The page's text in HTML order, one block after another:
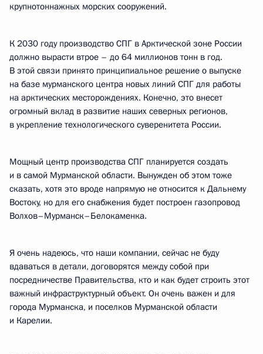
крупнотоннажных морских сооружений.
К 2030 году производство СПГ в Арктической зоне России
должно вырасти втрое – до 64 миллионов тонн в год.
В этой связи принято принципиальное решение о выпуске
на базе мурманского центра новых линий СПГ для работы
на арктических месторождениях. Конечно, это внесет
огромный вклад в развитие наших северных регионов,
в укрепление технологического суверенитета России.
Мощный центр производства СПГ планируется создать
и в самой Мурманской области. Вынужден об этом тоже
сказать, хотя это вроде напрямую не относится к Дальнему
Востоку, но для его снабжения будет построен газопровод
Волхов–Мурманск–Белокаменка.
Я очень надеюсь, что наши компании, сейчас не буду
вдаваться в детали, договорятся между собой при
посредничестве Правительства, кто и как будет строить этот
важный инфраструктурный объект. Он очень важен и для
города Мурманска, и поселков Мурманской области
и Карелии.